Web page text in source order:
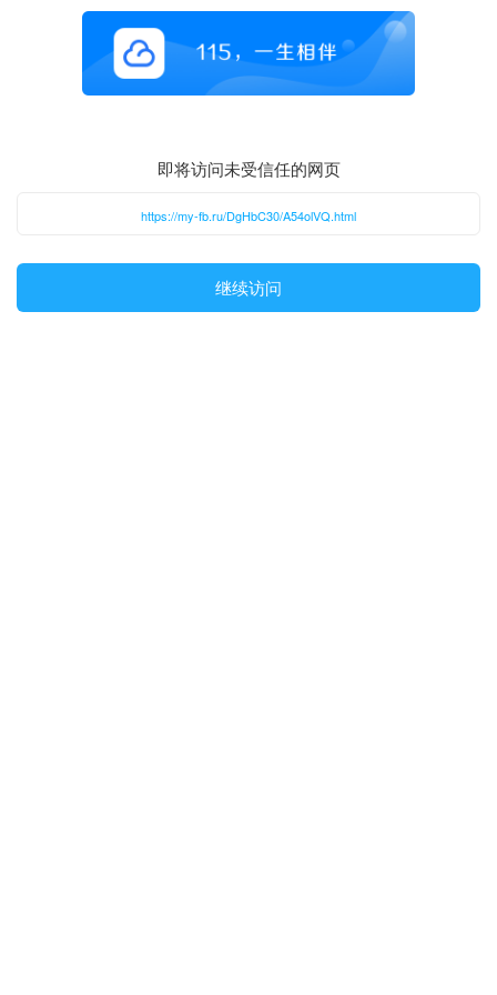
即将访问未受信任的网页
https://my-fb.ru/DgHbC30/A54olVQ.html
继续访问